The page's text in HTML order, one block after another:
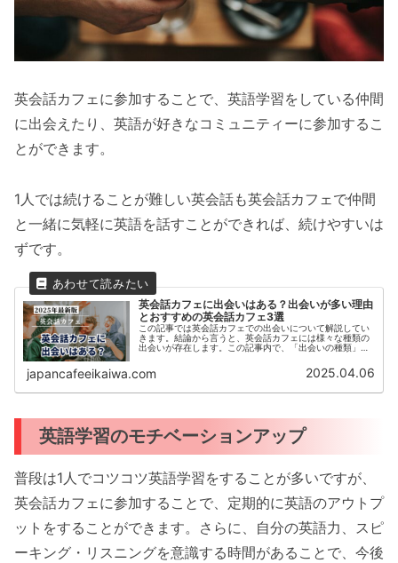
英会話カフェに参加することで、英語学習をしている仲間
に出会えたり、英語が好きなコミュニティーに参加するこ
とができます。
1人では続けることが難しい英会話も英会話カフェで仲間
と一緒に気軽に英語を話すことができれば、続けやすいは
ずです。
英会話カフェに出会いはある？出会いが多い理由
とおすすめの英会話カフェ3選
この記事では英会話カフェでの出会いについて解説してい
きます。結論から言うと、英会話カフェには様々な種類の
出会いが存在します。この記事内で、「出会いの種類」と
japancafeeikaiwa.com 2025.04.06
英語学習のモチベーションアップ
普段は1人でコツコツ英語学習をすることが多いですが、
英会話カフェに参加することで、定期的に英語のアウトプ
ットをすることができます。さらに、自分の英語力、スピ
ーキング・リスニングを意識する時間があることで、今後